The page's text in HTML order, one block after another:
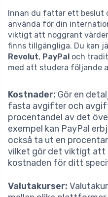
Innan du fattar ett beslut
använda för din
viktigt att noggrant
finns tillgängliga. Du kan
Revolut, PayPal och
med att studera följande
Kostnader: Gör en
fasta avgifter och
procentandel av det
exempel kan PayPal
också ta ut en
vilket gör det viktigt att
kostnaden för ditt
Valutakurser: